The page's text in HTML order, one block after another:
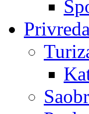
Privreda